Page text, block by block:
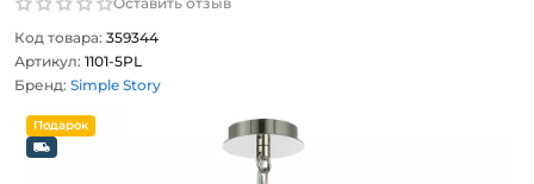
Код товара: 359344
Артикул: 1101-5PL
Бренд: Simple Story